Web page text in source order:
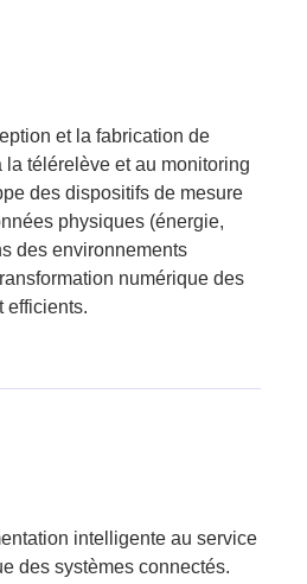
et la fabrication de
télérelève et au monitoring
des dispositifs de mesure
physiques (énergie,
des environnements
numérique des
efficients.
intelligente au service
des systèmes connectés.